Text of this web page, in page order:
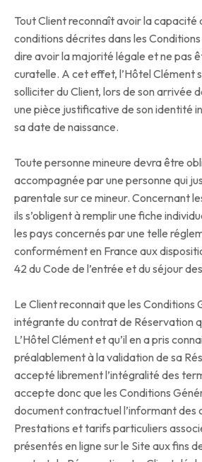
Tout Client reconnaît avoir la
conditions décrites dans les Conditions
dire avoir la majorité légale et ne pas
curatelle. A cet effet, l’Hôtel Clément
solliciter du Client, lors de son arrivée
une pièce justificative de son identité
sa date de naissance.
Toute personne mineure devra être
accompagnée par une personne qui
parentale sur ce mineur. Concernant
ils s’obligent à remplir une fiche
les pays concernés par une telle
conformément en France aux
42 du Code de l’entrée et du séjour
Le Client reconnait que les Conditions
intégrante du contrat de Réservation
L’Hôtel Clément et qu’il en a pris
préalablement à la validation de sa
accepté librement l’intégralité des
accepte donc que les Conditions
document contractuel l’informant des
Prestations et tarifs particuliers
présentés en ligne sur le Site aux fins